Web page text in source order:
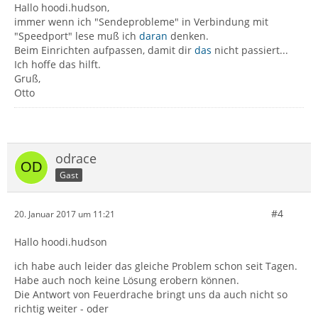
Hallo hoodi.hudson,
immer wenn ich "Sendeprobleme" in Verbindung mit
"Speedport" lese muß ich daran denken.
Beim Einrichten aufpassen, damit dir das nicht passiert...
Ich hoffe das hilft.
Gruß,
Otto
odrace
Gast
20. Januar 2017 um 11:21 #4
Hallo hoodi.hudson
ich habe auch leider das gleiche Problem schon seit Tagen.
Habe auch noch keine Lösung erobern können.
Die Antwort von Feuerdrache bringt uns da auch nicht so
richtig weiter - oder